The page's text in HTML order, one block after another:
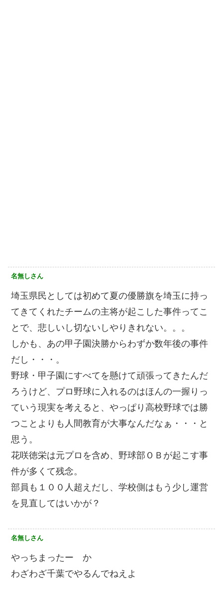
名無しさん
埼玉県民としては初めて夏の優勝旗を埼玉に持っ
てきてくれたチームの主将が起こした事件ってこ
とで、悲しいし切ないしやりきれない。。。
しかも、あの甲子園決勝からわずか数年後の事件
だし・・・。
野球・甲子園にすべてを懸けて頑張ってきたんだ
ろうけど、プロ野球に入れるのはほんの一握りっ
ていう現実を考えると、やっぱり高校野球では勝
つことよりも人間教育が大事なんだなぁ・・・と
思う。
花咲徳栄は元プロを含め、野球部ＯＢが起こす事
件が多くて残念。
部員も１００人超えだし、学校側はもう少し運営
を見直してはいかが？
名無しさん
やっちまったー か
わざわざ千葉でやるんでねえよ